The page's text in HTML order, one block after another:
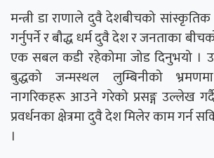
मन्त्री डा राणाले दुवै देशबीचको
गर्नुपर्ने र बौद्ध धर्म दुवै देश र जनताका
एक सबल कडी रहेकोमा जोड दिनुभयो ।
बुद्धको जन्मस्थल लुम्बिनीको
नागरिकहरू आउने गरेको प्रसङ्ग उल्लेख
प्रवर्धनका क्षेत्रमा दुवै देश मिलेर काम गर्न
।